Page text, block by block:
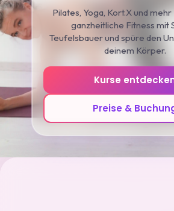
Pilates, Yoga, Kort.X und
ganzheitliche Fitness mit
Teufelsbauer und spüre den
deinem Körper.
Kurse
Preise &